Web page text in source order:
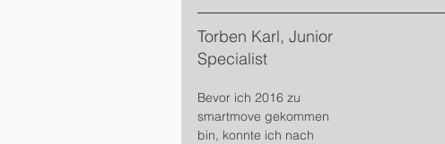
Torben Karl, Junior
Specialist
Bevor ich 2016 zu
smartmove gekommen
bin, konnte ich nach